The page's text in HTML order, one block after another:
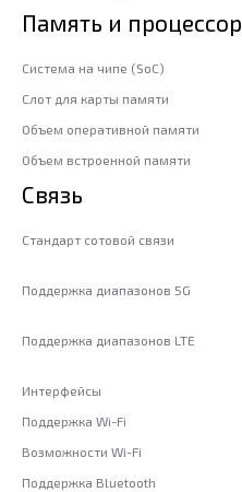
Память и процессор
Система на чипе (SoC)
Слот для карты памяти
Объем оперативной памяти
Объем встроенной памяти
Связь
Стандарт сотовой связи
Поддержка диапазонов 5G
Поддержка диапазонов LTE
Интерфейсы
Поддержка Wi-Fi
Возможности Wi-Fi
Поддержка Bluetooth